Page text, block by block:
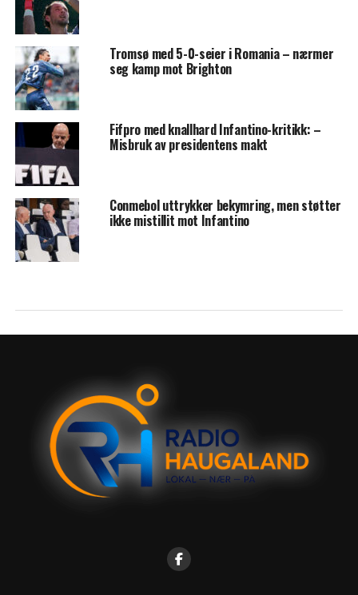
Tromsø med 5-0-seier i Romania – nærmer
seg kamp mot Brighton
Fifpro med knallhard Infantino-kritikk: –
Misbruk av presidentens makt
Conmebol uttrykker bekymring, men støtter
ikke mistillit mot Infantino